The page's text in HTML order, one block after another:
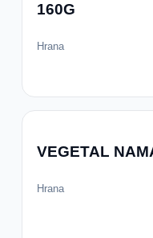
160G
Hrana
VEGETAL
Hrana